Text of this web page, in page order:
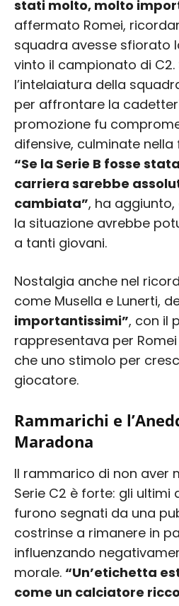
stati molto, molto
affermato Romei,
squadra avesse sfiorato
vinto il campionato di C2.
l’intelaiatura della
per affrontare la
promozione fu
difensive, culminate nella
“Se la Serie B fosse
carriera sarebbe
cambiata”, ha
la situazione avrebbe
a tanti giovani.
Nostalgia anche nel
come Musella e Lunerti,
importantissimi”, con il
rappresentava per
che uno stimolo per
giocatore.
Rammarichi e
Maradona
Il rammarico di non aver
Serie C2 è forte: gli ultimi
furono segnati da una
costrinse a rimanere in
influenzando
morale. “Un’etichetta
come un calciatore